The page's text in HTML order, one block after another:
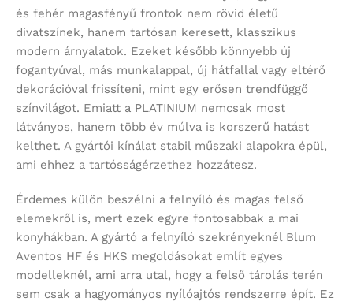
és fehér magasfényű frontok nem rövid életű
divatszínek, hanem tartósan keresett, klasszikus
modern árnyalatok. Ezeket később könnyebb új
fogantyúval, más munkalappal, új hátfallal vagy eltérő
dekorációval frissíteni, mint egy erősen trendfüggő
színvilágot. Emiatt a PLATINIUM nemcsak most
látványos, hanem több év múlva is korszerű hatást
kelthet. A gyártói kínálat stabil műszaki alapokra épül,
ami ehhez a tartósságérzethez hozzátesz.
Érdemes külön beszélni a felnyíló és magas felső
elemekről is, mert ezek egyre fontosabbak a mai
konyhákban. A gyártó a felnyíló szekrényeknél Blum
Aventos HF és HKS megoldásokat említ egyes
modelleknél, ami arra utal, hogy a felső tárolás terén
sem csak a hagyományos nyílóajtós rendszerre épít. Ez